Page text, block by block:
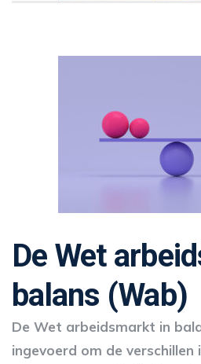
De Wet
balans (Wab)
De Wet arbeidsmarkt in
ingevoerd om de verschillen